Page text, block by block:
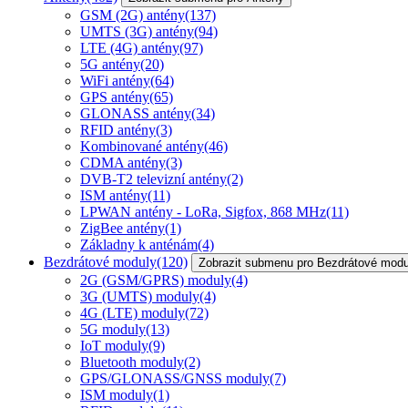
GSM (2G) antény(137)
UMTS (3G) antény(94)
LTE (4G) antény(97)
5G antény(20)
WiFi antény(64)
GPS antény(65)
GLONASS antény(34)
RFID antény(3)
Kombinované antény(46)
CDMA antény(3)
DVB-T2 televizní antény(2)
ISM antény(11)
LPWAN antény - LoRa, Sigfox, 868 MHz(11)
ZigBee antény(1)
Základny k anténám(4)
Bezdrátové moduly(120) Zobrazit submenu pro Bezdrátové
2G (GSM/GPRS) moduly(4)
3G (UMTS) moduly(4)
4G (LTE) moduly(72)
5G moduly(13)
IoT moduly(9)
Bluetooth moduly(2)
GPS/GLONASS/GNSS moduly(7)
ISM moduly(1)